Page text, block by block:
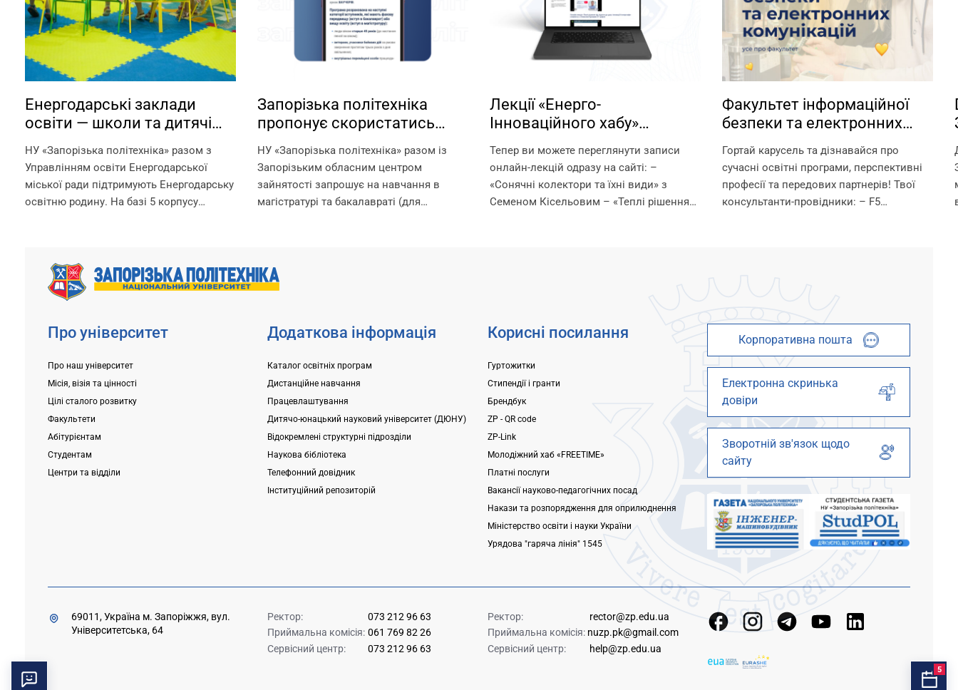
Енергодарські заклади
освіти — школи та дитячі
Запорізької політехніки!
НУ «Запорізька політехніка» разом з
Управлінням освіти Енергодарської
міської ради підтримують Енергодарську
освітню родину. На базі 5 корпусу
гарантуємо? –...
Запорізька політехніка
пропонує скористатись
ваучерами!
НУ «Запорізька політехніка» разом із
Запорізьким обласним центром
зайнятості запрошує на навчання в
магістратурі та бакалавраті (для
службою зайнятості та...
Лекції «Енерго-
Інноваційного хабу»
вільному доступі!
Тепер ви можете переглянути записи
онлайн-лекцій одразу на сайті: –
«Сонячні колектори та їхні види» з
Семеном Кісельовим – «Теплі рішення
Факультет інформаційної
безпеки та електронних
політехніка» — володарі
технологічного світу.
Гортай карусель та дізнавайся про
сучасні освітні програми, перспективні
професії та передових партнерів! Твої
консультанти-провідники: – F5
Про університет
Про наш університет
Місія, візія та цінності
Цілі сталого розвитку
Факультети
Абітурієнтам
Студентам
Центри та відділи
Додаткова інформація
Каталог освітніх програм
Дистанційне навчання
Працевлаштування
Дитячо-юнацький науковий університет (ДЮНУ)
Відокремлені структурні підрозділи
Наукова бібліотека
Телефонний довідник
Інституційний репозиторій
Корисні посилання
Гуртожитки
Стипендії і гранти
Брендбук
ZP - QR code
ZP-Link
Молодіжний хаб «FREETIME»
Платні послуги
Вакансії науково-педагогічних посад
Накази та розпорядження для оприлюднення
Міністерство освіти і науки України
Урядова "гаряча лінія" 1545
Корпоративна пошта
Електронна скринька
довіри
Зворотній зв'язок щодо
сайту
69011, Україна м. Запоріжжя, вул.
Університетська, 64
Ректор:
073 212 96 63
Приймальна комісія: 061 769 82 26
Сервісний центр:
073 212 96 63
Ректор:
rector@zp.edu.ua
Приймальна комісія: nuzp.pk@gmail.com
Сервісний центр:
help@zp.edu.ua
5